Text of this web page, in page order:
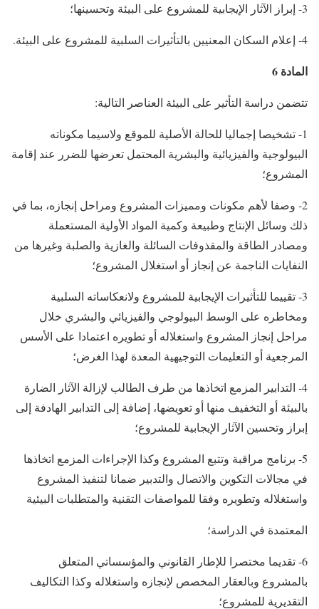
3- إبراز الآثار الإيجابية للمشروع على البيئة وتحسينها؛
4- إعلام السكان المعنيين بالتأثيرات السلبية للمشروع على البيئة.
المادة 6
تتضمن دراسة التأثير على البيئة العناصر التالية:
1- تشخيصا إجماليا للحالة الأصلية للموقع ولاسيما مكوناته
البيولوجية والفيزيائية والبشرية المحتمل تعرضها للضرر عند إقامة
المشروع؛
2- وصفا لأهم مكونات ومميزات المشروع ومراحل إنجازه، بما في
ذلك وسائل الإنتاج وطبيعة وكمية المواد الأولية المستعملة
ومصادر الطاقة والمقذوفات السائلة والغازية والصلبة وغيرها من
النفايات الناجمة عن إنجاز أو استغلال المشروع؛
3- تقييما للتأثيرات الإيجابية للمشروع ولانعكاساته السلبية
ومخاطره على الوسط البيولوجي والفيزيائي والبشري خلال
مراحل إنجاز المشروع واستغلاله أو تطويره اعتمادا على الأسس
المرجعية أو التعليمات التوجيهية المعدة لهذا الغرض؛
4- التدابير المزمع اتخاذها من طرف الطالب لإزالة الآثار الضارة
بالبيئة أو التخفيف منها أو تعويضها، إضافة إلى التدابير الهادفة إلى
إبراز وتحسين الآثار الإيجابية للمشروع؛
5- برنامج مراقبة وتتبع المشروع وكذا الإجراءات المزمع اتخاذها
في مجالات التكوين والاتصال والتدبير ضمانا لتنفيذ المشروع
واستغلاله وتطويره وفقا للمواصفات التقنية والمتطلبات البيئية
المعتمدة في الدراسة؛
6- تقديما مختصرا للإطار القانوني والمؤسساتي المتعلق
بالمشروع وبالعقار المخصص لإنجازه واستغلاله وكذا التكاليف
التقديرية للمشروع؛